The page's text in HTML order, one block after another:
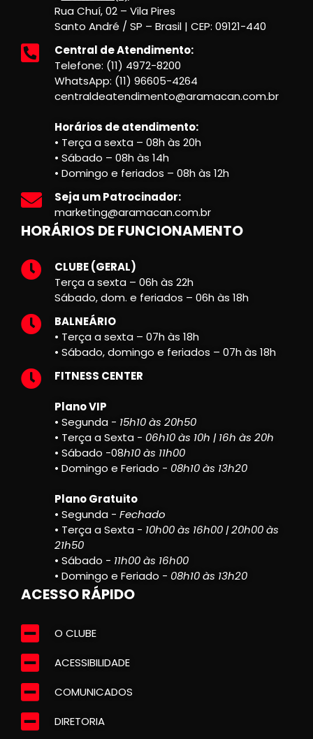
Rua Chuí, 02 – Vila Pires
Santo André / SP – Brasil | CEP: 09121-440
Central de Atendimento:
Telefone: (11) 4972-8200
WhatsApp: (11) 96605-4264
centraldeatendimento@aramacan.com.br
Horários de atendimento:
• Terça a sexta – 08h às 20h
• Sábado – 08h às 14h
• Domingo e feriados – 08h às 12h
Seja um Patrocinador:
marketing@aramacan.com.br
HORÁRIOS DE FUNCIONAMENTO
CLUBE (GERAL)
Terça a sexta – 06h às 22h
Sábado, dom. e feriados – 06h às 18h
BALNEÁRIO
• Terça a sexta – 07h às 18h
• Sábado, domingo e feriados – 07h às 18h
FITNESS CENTER
Plano VIP
• Segunda - 15h10 às 20h50
• Terça a Sexta - 06h10 às 10h | 16h às 20h
• Sábado -08h10 às 11h00
• Domingo e Feriado - 08h10 às 13h20
Plano Gratuito
• Segunda - Fechado
• Terça a Sexta - 10h00 às 16h00 | 20h00 às
21h50
• Sábado - 11h00 às 16h00
• Domingo e Feriado - 08h10 às 13h20
ACESSO RÁPIDO
O CLUBE
ACESSIBILIDADE
COMUNICADOS
DIRETORIA